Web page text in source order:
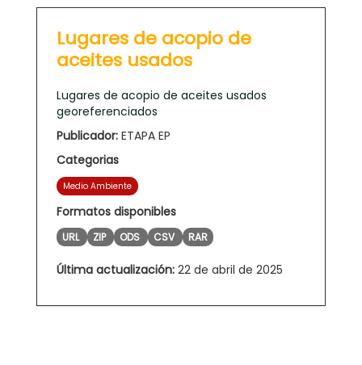
Lugares de acopio de
aceites usados
Lugares de acopio de aceites usados
georeferenciados
Publicador: ETAPA EP
Categorias
Medio Ambiente
Formatos disponibles
URL ZIP ODS CSV RAR
Última actualización: 22 de abril de 2025